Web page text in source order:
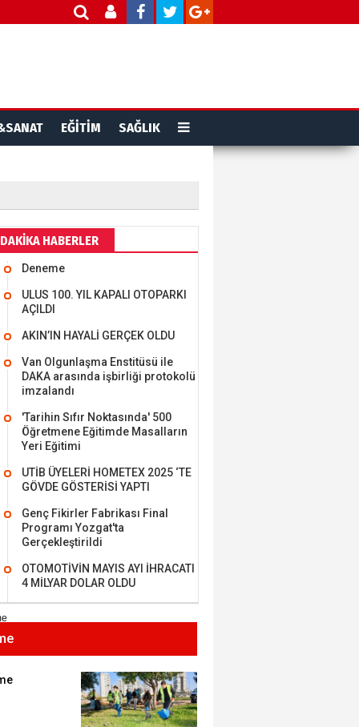
EĞİTİM SAĞLIK
HABERLER
Deneme
ULUS 100. YIL KAPALI OTOPARKI
AÇILDI
AKIN’IN HAYALİ GERÇEK OLDU
Van Olgunlaşma Enstitüsü ile
DAKA arasında işbirliği protokolü
imzalandı
'Tarihin Sıfır Noktasında' 500
Öğretmene Eğitimde Masalların
Yeri Eğitimi
UTİB ÜYELERİ HOMETEX 2025 ‘TE
GÖVDE GÖSTERİSİ YAPTI
Genç Fikirler Fabrikası Final
Programı Yozgat'ta
Gerçekleştirildi
OTOMOTİVİN MAYIS AYI İHRACATI
4 MİLYAR DOLAR OLDU
Bilim İnsanı Tosun
Saygı..
ÖZDEMİR
- Sağlık turizminde
BULUZ
Ulusumuz:
KEMAL ZEYBEK